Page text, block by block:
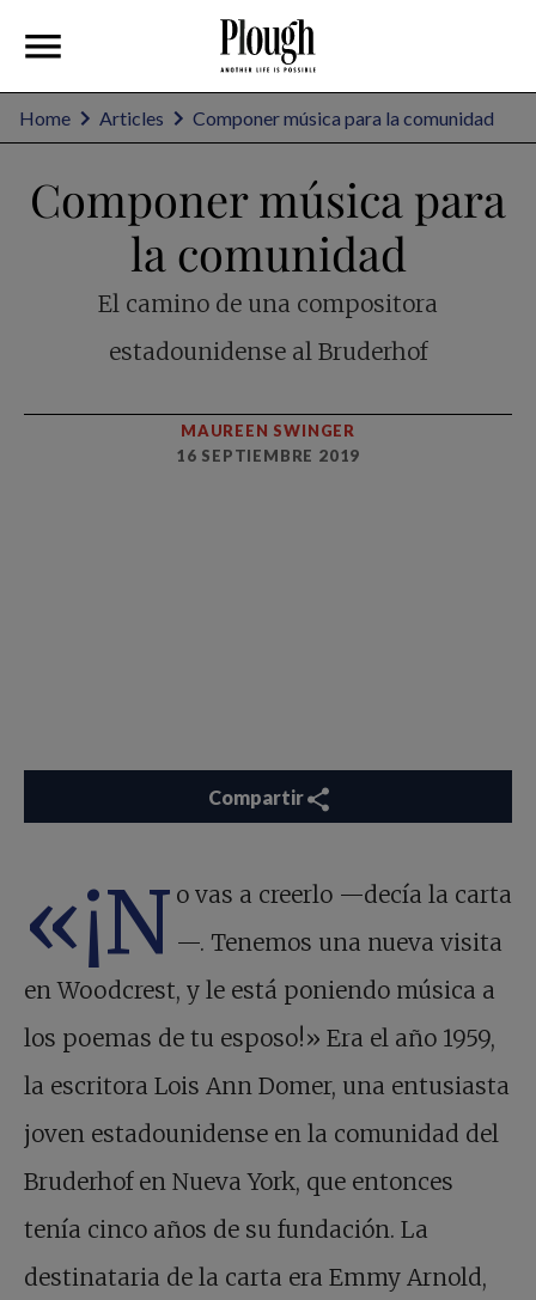
Home Articles Componer música para la comunidad
Componer música para
la comunidad
El camino de una compositora
estadounidense al Bruderhof
MAUREEN SWINGER
16 SEPTIEMBRE 2019
Compartir
«¡N o vas a creerlo —decía la carta
—. Tenemos una nueva visita
en Woodcrest, y le está poniendo música a
los poemas de tu esposo!» Era el año 1959,
la escritora Lois Ann Domer, una entusiasta
joven estadounidense en la comunidad del
Bruderhof en Nueva York, que entonces
tenía cinco años de su fundación. La
destinataria de la carta era Emmy Arnold,